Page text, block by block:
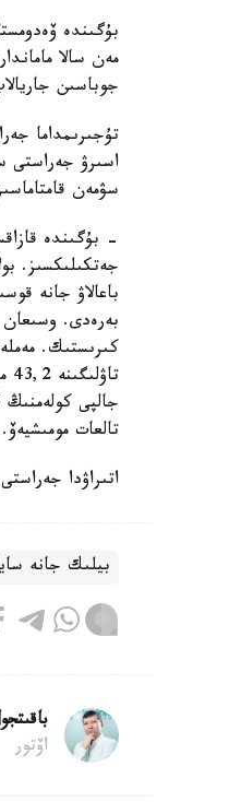
بۇگىندە
مەن سالا
جوباسىن
تۇجىرىمداما
اسىرۋ جەراستى
سۋمەن
- بۇگىندە
جەتكىلىكسىز.
باعالاۋ جانە
بەرەدى. وسىعان
كىرىستىك.
تالعات مومىشيەۆ.
اتىراۋدا
بيلىك جانە
اۆتور